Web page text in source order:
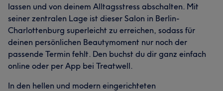
lassen und von deinem Alltagsstress abschalten. Mit
seiner zentralen Lage ist dieser Salon in Berlin-
Charlottenburg superleicht zu erreichen, sodass für
deinen persönlichen Beautymoment nur noch der
passende Termin fehlt. Den buchst du dir ganz einfach
online oder per App bei Treatwell.
In den hellen und modern eingerichteten